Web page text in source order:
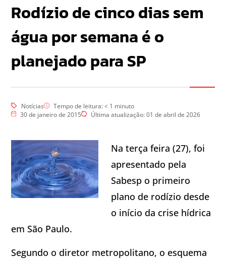
Rodízio de cinco dias sem
água por semana é o
planejado para SP
Notícias Tempo de leitura: < 1 minuto
30 de janeiro de 2015
Última atualização: 01 de abril de 2026
Na terça feira (27), foi
apresentado pela
Sabesp o primeiro
plano de rodízio desde
o início da crise hídrica
em São Paulo.
Segundo o diretor metropolitano, o esquema